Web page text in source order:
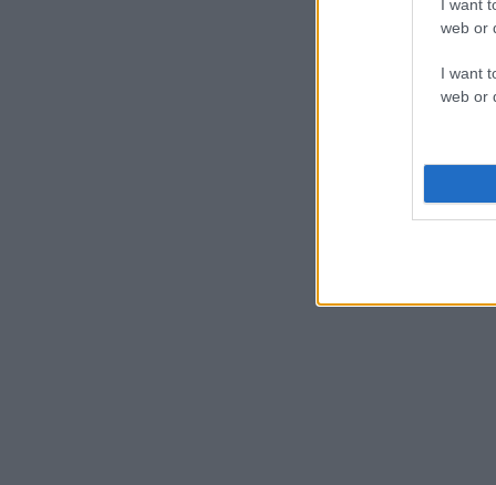
I want
web or
I want
web or